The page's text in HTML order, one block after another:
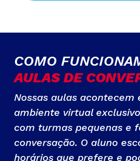
COMO
AULAS DE
Nossas aulas acontecem
ambiente virtual
com turmas pequenas e
conversação. O aluno
horários que prefere e